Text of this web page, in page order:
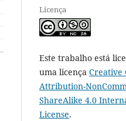
Licença
Este trabalho está
uma licença Creative
Attribution-
ShareAlike 4.0
License.